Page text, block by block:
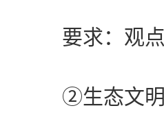
要求：观点
②生态文明